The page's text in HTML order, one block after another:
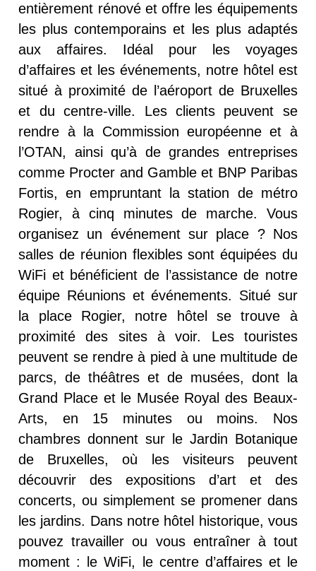
entièrement rénové et offre les équipements
les plus contemporains et les plus adaptés
aux affaires. Idéal pour les voyages
d’affaires et les événements, notre hôtel est
situé à proximité de l’aéroport de Bruxelles
et du centre-ville. Les clients peuvent se
rendre à la Commission européenne et à
l’OTAN, ainsi qu’à de grandes entreprises
comme Procter and Gamble et BNP Paribas
Fortis, en empruntant la station de métro
Rogier, à cinq minutes de marche. Vous
organisez un événement sur place ? Nos
salles de réunion flexibles sont équipées du
WiFi et bénéficient de l’assistance de notre
équipe Réunions et événements. Situé sur
la place Rogier, notre hôtel se trouve à
proximité des sites à voir. Les touristes
peuvent se rendre à pied à une multitude de
parcs, de théâtres et de musées, dont la
Grand Place et le Musée Royal des Beaux-
Arts, en 15 minutes ou moins. Nos
chambres donnent sur le Jardin Botanique
de Bruxelles, où les visiteurs peuvent
découvrir des expositions d’art et des
concerts, ou simplement se promener dans
les jardins. Dans notre hôtel historique, vous
pouvez travailler ou vous entraîner à tout
moment : le WiFi, le centre d’affaires et le